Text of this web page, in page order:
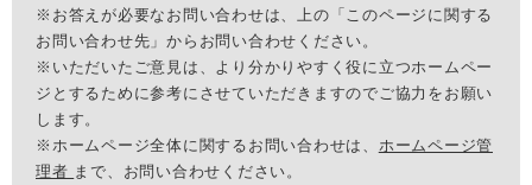
※お答えが必要なお問い合わせは、上の「このページに関する
お問い合わせ先」からお問い合わせください。
※いただいたご意見は、より分かりやすく役に立つホームペー
ジとするために参考にさせていただきますのでご協力をお願い
します。
※ホームページ全体に関するお問い合わせは、 ホームページ管
理者 まで、お問い合わせください。